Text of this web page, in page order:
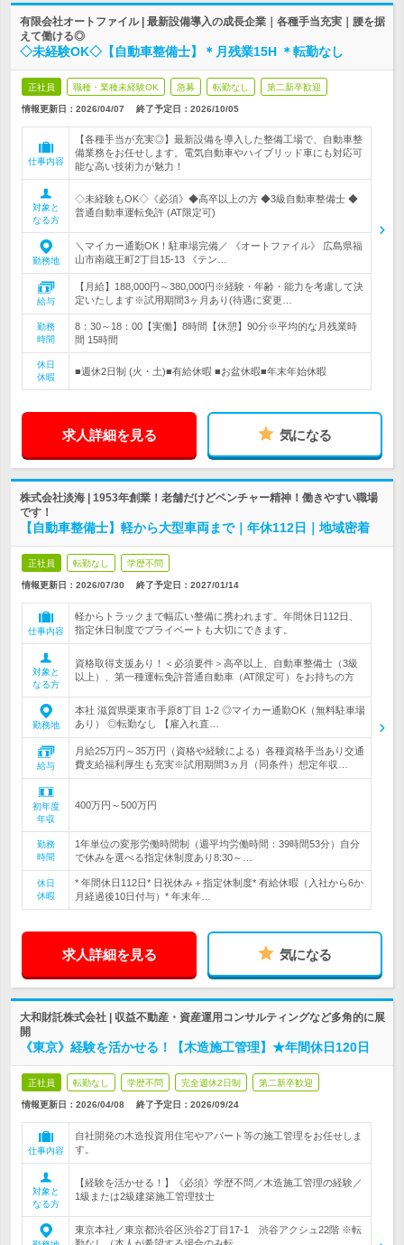
有限会社オートファイル | 最新設備導入の成長企業｜各種手当充実｜腰を据
えて働ける◎
◇未経験OK◇【自動車整備士】＊月残業15H ＊転勤なし
正社員 職種・業種未経験OK 急募 転勤なし 第二新卒歓迎
情報更新日：2026/04/07 終了予定日： 2026/10/05
仕事内容
【各種手当が充実◎】最新設備を導入した整備工場で、自動車整
備業務をお任せします。電気自動車やハイブリッド車にも対応可
能な高い技術力が魅力！
対象と
なる方
◇未経験もOK◇《必須》◆高卒以上の方 ◆3級自動車整備士 ◆
普通自動車運転免許 (AT限定可)
勤務地
＼マイカー通勤OK！駐車場完備／ 《オートファイル》 広島県福
山市南蔵王町2丁目15-13 《テン…
給与
【月給】188,000円～380,000円※経験・年齢・能力を考慮して決
定いたします※試用期間3ヶ月あり(待遇に変更…
勤務
時間
8：30～18：00【実働】8時間【休憩】90分※平均的な月残業時
間 15時間
休日
休暇
■週休2日制 (火・土)■有給休暇 ■お盆休暇■年末年始休暇
求人詳細を見る 気になる
株式会社淡海 | 1953年創業！老舗だけどベンチャー精神！働きやすい職場
です！
【自動車整備士】軽から大型車両まで｜年休112日｜地域密着
正社員 転勤なし 学歴不問
情報更新日：2026/07/30 終了予定日： 2027/01/14
仕事内容
軽からトラックまで幅広い整備に携われます。年間休日112日、
指定休日制度でプライベートも大切にできます。
対象と
なる方
資格取得支援あり！＜必須要件＞高卒以上、自動車整備士（3級
以上）、第一種運転免許普通自動車（AT限定可）をお持ちの方
勤務地
本社 滋賀県栗東市手原8丁目 1-2 ◎マイカー通勤OK（無料駐車場
あり） ◎転勤なし 【雇入れ直…
給与
月給25万円～35万円（資格や経験による）各種資格手当あり交通
費支給福利厚生も充実※試用期間3ヵ月（同条件）想定年収…
初年度
年収
400万円～500万円
勤務
時間
1年単位の変形労働時間制（週平均労働時間：39時間53分）自分
で休みを選べる指定休制度あり8:30～…
休日
休暇
* 年間休日112日* 日祝休み＋指定休制度* 有給休暇（入社から6か
月経過後10日付与）* 年末年…
求人詳細を見る 気になる
大和財託株式会社 | 収益不動産・資産運用コンサルティングなど多角的に展
開
《東京》経験を活かせる！【木造施工管理】★年間休日120日
正社員 転勤なし 学歴不問 完全週休2日制 第二新卒歓迎
情報更新日：2026/04/08 終了予定日： 2026/09/24
仕事内容
自社開発の木造投資用住宅やアパート等の施工管理をお任せしま
す。
対象と
なる方
【経験を活かせる！】《必須》学歴不問／木造施工管理の経験／
1級または2級建築施工管理技士
東京本社／東京都渋谷区渋谷2丁目17-1 渋谷アクシュ22階 ※転